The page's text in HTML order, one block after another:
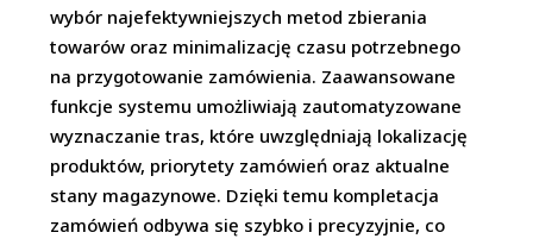
wybór najefektywniejszych metod zbierania
towarów oraz minimalizację czasu potrzebnego
na przygotowanie zamówienia. Zaawansowane
funkcje systemu umożliwiają zautomatyzowane
wyznaczanie tras, które uwzględniają lokalizację
produktów, priorytety zamówień oraz aktualne
stany magazynowe. Dzięki temu kompletacja
zamówień odbywa się szybko i precyzyjnie, co